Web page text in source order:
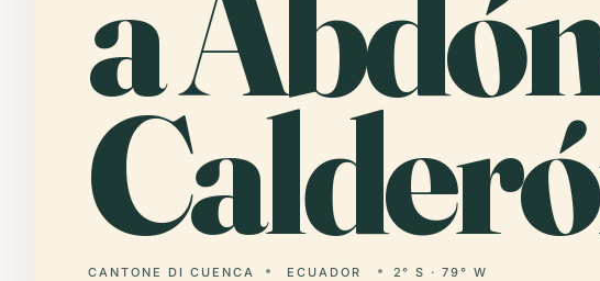
CANTONE DI CUENCA ECUADOR 2° S · 79° W